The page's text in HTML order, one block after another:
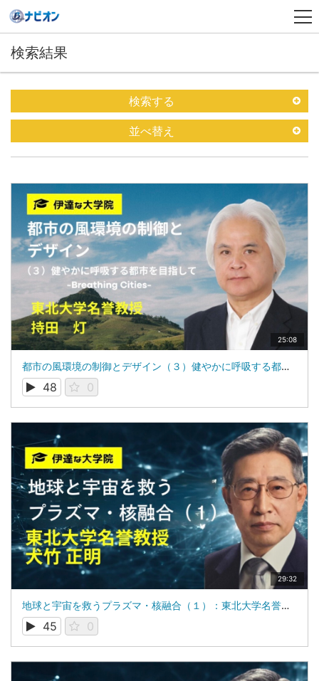
検索結果
検索する
並べ替え
25:08
都市の風環境の制御とデザイン（３）健やかに呼吸する都市をめざして-Breathing Cities-： 東北大学名誉教授 持田 灯
48 0
29:32
地球と宇宙を救うプラズマ・核融合（１）：東北大学名誉教授：犬竹 正明
45 0